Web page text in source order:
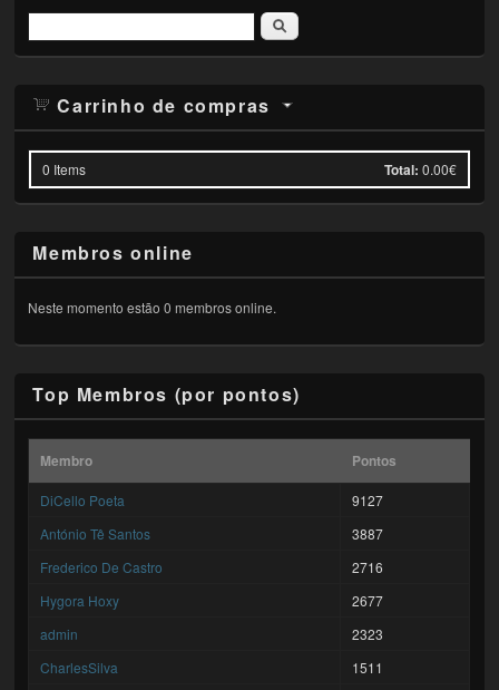
Pesquisar
Carrinho de compras
0 Items Total: 0.00€
Membros online
Neste momento estão 0 membros online.
Top Membros (por pontos)
Membro Pontos
DiCello Poeta
9127
António Tê Santos
3887
Frederico De Castro
2716
Hygora Hoxy
2677
admin
2323
CharlesSilva
1511